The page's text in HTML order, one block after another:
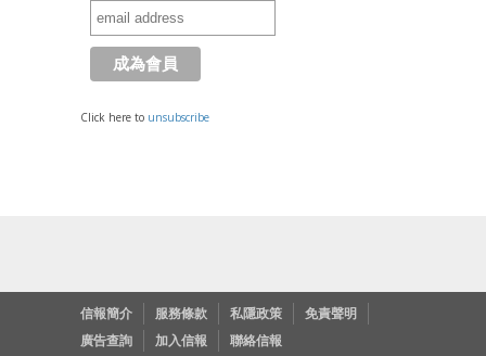
Click here to unsubscribe
信報簡介 服務條款 私隱政策
免責聲明
廣告查詢
加入信報 聯絡信報